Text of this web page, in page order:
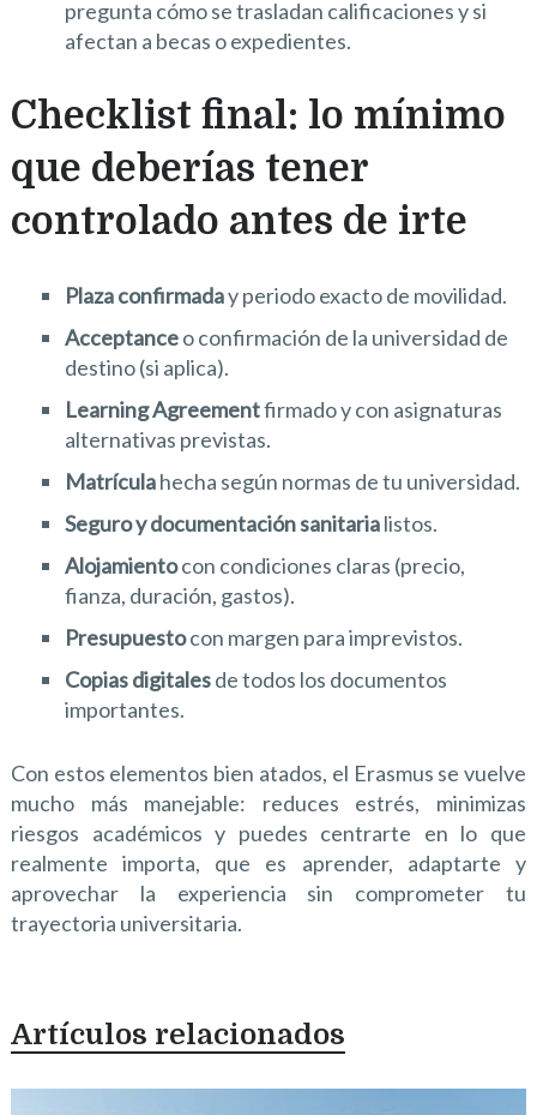
pregunta cómo se trasladan calificaciones y si
afectan a becas o expedientes.
Checklist final: lo mínimo
que deberías tener
controlado antes de irte
Plaza confirmaday periodo exacto de movilidad.
Acceptanceo confirmación de la universidad de
destino (si aplica).
Learning Agreementfirmado y con asignaturas
alternativas previstas.
Matrículahecha según normas de tu universidad.
Seguro y documentación sanitarialistos.
Alojamientocon condiciones claras (precio,
fianza, duración, gastos).
Presupuestocon margen para imprevistos.
Copias digitalesde todos los documentos
importantes.
Con estos elementos bien atados, el Erasmus se vuelve
mucho más manejable: reduces estrés, minimizas
riesgos académicos y puedes centrarte en lo que
realmente importa, que es aprender, adaptarte y
aprovechar la experiencia sin comprometer tu
trayectoria universitaria.
Artículos relacionados